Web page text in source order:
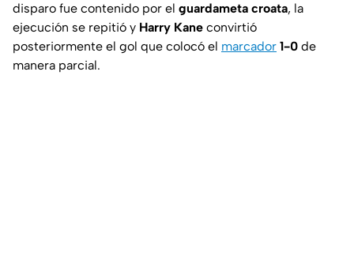
disparo fue contenido por el guardameta croata, la
ejecución se repitió y Harry Kane convirtió
posteriormente el gol que colocó el marcador 1-0 de
manera parcial.